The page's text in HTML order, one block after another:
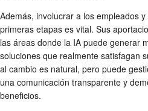
Además, involucrar a los empleados
primeras etapas es vital. Sus
las áreas donde la IA puede generar
soluciones que realmente satisfagan
al cambio es natural, pero puede
una comunicación transparente y
beneficios.